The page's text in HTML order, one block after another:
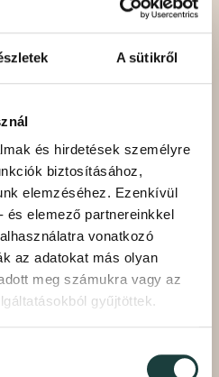
A sütikről
és hirdetések személyre
biztosításához,
elemzéséhez. Ezenkívül
és elemező partnereinkkel
vonatkozó
az adatokat más olyan
meg számukra vagy az
gyűjtöttek.
történő fizetés
foglalt vételárat és a
mód igénybevételével a
Revo Kft. a Felhasználóktól
kivéve a kiszállítás díját
sor), valamint a szolgáltatási
(ha azok felszámításra
Food Revo Kft. jogosult